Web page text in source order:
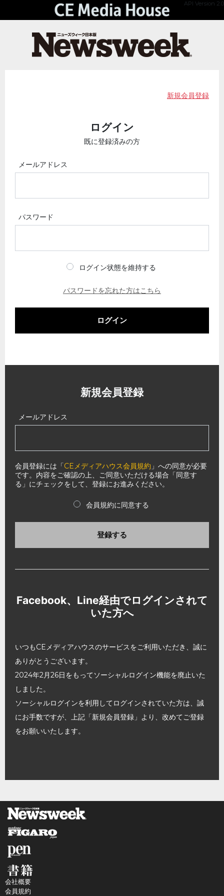
API Version 2.0
新規会員登録
ログイン
既に登録済みの方
メールアドレス
パスワード
ログイン状態を維持する
パスワードを忘れた方はこちら
ログイン
新規会員登録
メールアドレス
会員登録には「CEメディアハウス会員規約 」への同意が必要
です。内容をご確認の上、ご同意いただける場合「同意す
る」にチェックをして、登録にお進みください。
会員規約に同意する
登録する
Facebook、Line経由でログインされて
いた方へ
いつもCEメディアハウスのサービスをご利用いただき、誠に
ありがとうございます。
2024年2月26日をもってソーシャルログイン機能を廃止いた
しました。
ソーシャルログインを利用してログインされていた方は、誠
にお手数ですが、上記「新規会員登録」より、改めてご登録
をお願いいたします。
会社概要
会員規約